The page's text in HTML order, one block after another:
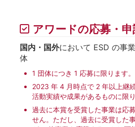
アワードの応募・
国内・国外において ESD の事
体
1 団体につき 1 応募に限ります。
2023 年 4 月時点で 2 年以上継
活動実績や成果があるものに限り
過去に本賞を受賞した事業は応
せん。ただし、過去に受賞した